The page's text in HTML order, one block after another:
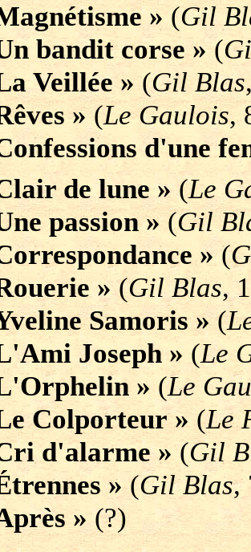
»(Gil
bandit corse »(
Veillée » (Gil Blas
»(Le Gaulois,
d'une
de lune » (Le
passion » (Gil
»(
» (Gil Blas,
Samoris »(
Joseph » (Le
» (Le
Colporteur » (Le
d'alarme » (Gil
» (Gil Blas,
» (?)